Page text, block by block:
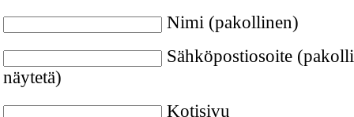
Nimi (pakollinen)
Sähköpostiosoite
näytetä)
Kotisivu